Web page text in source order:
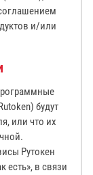
и/или
будут
или что их
Рутокен
есть», в связи